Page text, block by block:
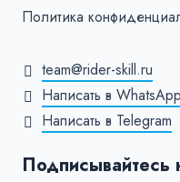
Политика
team@rider-skill.ru
Написать в WhatsApp
Написать в Telegram
Подписывайтесь